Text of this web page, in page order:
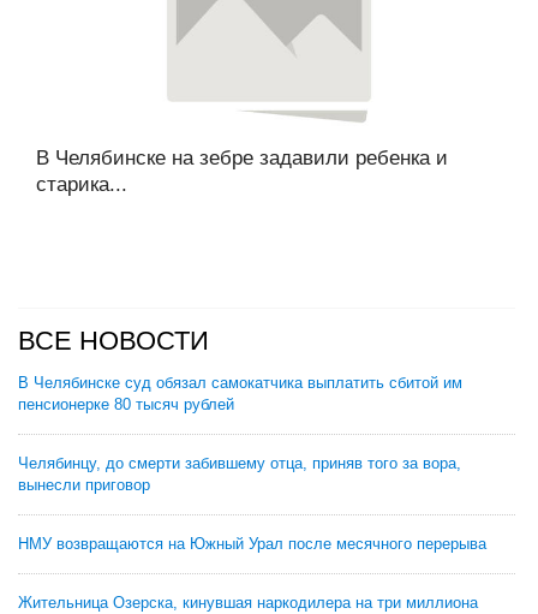
В Челябинске на зебре задавили ребенка и
старика...
ВСЕ НОВОСТИ
В Челябинске суд обязал самокатчика выплатить сбитой им
пенсионерке 80 тысяч рублей
Челябинцу, до смерти забившему отца, приняв того за вора,
вынесли приговор
НМУ возвращаются на Южный Урал после месячного перерыва
Жительница Озерска, кинувшая наркодилера на три миллиона